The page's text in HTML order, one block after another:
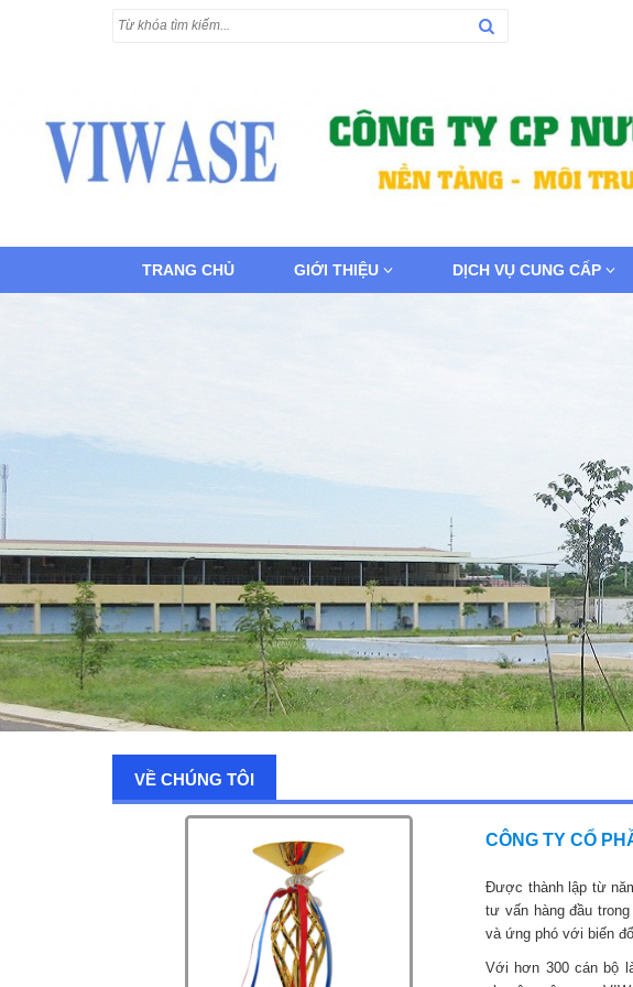
TRANG CHỦ GIỚI THIỆU DỊCH VỤ CUNG CẤP
VỀ CHÚNG TÔI
CÔNG TY CỔ
Được thành lập từ
tư vấn hàng đầu
và ứng phó với biến
Với hơn 300 cán bộ